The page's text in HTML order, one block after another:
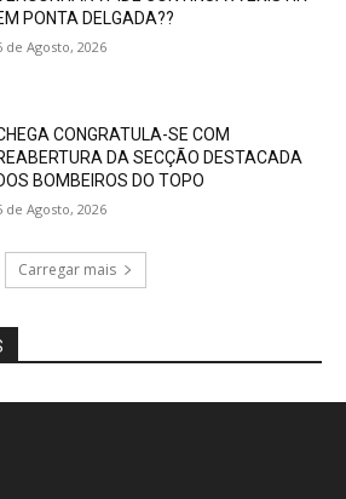
PONTA DELGADA??
de Agosto, 2026
CONGRATULA-SE COM
DA SECÇÃO DESTACADA
BOMBEIROS DO TOPO
de Agosto, 2026
Carregar mais